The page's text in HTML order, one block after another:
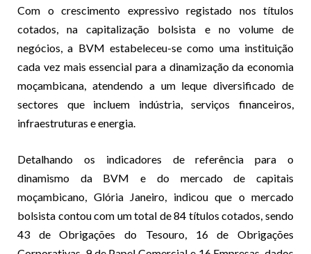
Com o crescimento expressivo registado nos títulos
cotados, na capitalização bolsista e no volume de
negócios, a BVM estabeleceu-se como uma instituição
cada vez mais essencial para a dinamização da economia
moçambicana, atendendo a um leque diversificado de
sectores que incluem indústria, serviços financeiros,
infraestruturas e energia.
Detalhando os indicadores de referência para o
dinamismo da BVM e do mercado de capitais
moçambicano, Glória Janeiro, indicou que o mercado
bolsista contou com um total de 84 títulos cotados, sendo
43 de Obrigações do Tesouro, 16 de Obrigações